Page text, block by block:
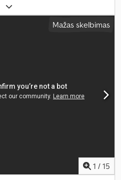
Mažas skelbimas
1 / 15